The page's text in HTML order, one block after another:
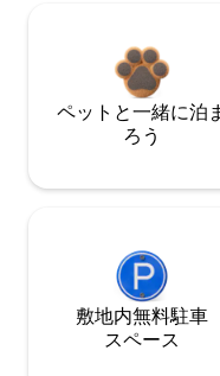
ペットと一緒に泊
ろう
敷地内無料駐⁠車
ス⁠ペ⁠ー⁠ス